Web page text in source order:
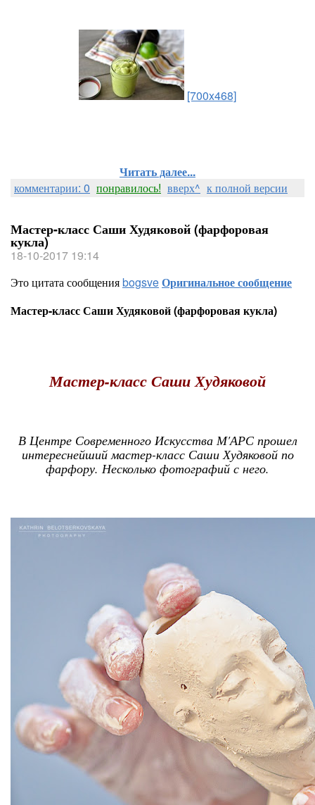
[700x468]
Читать далее...
комментарии: 0 понравилось! вверх^ к полной версии
Мастер-класс Саши Худяковой (фарфоровая
кукла)
18-10-2017 19:14
Это цитата сообщенияbogsveОригинальное сообщение
Мастер-класс Саши Худяковой (фарфоровая кукла)
Мастер-класс Саши Худяковой
В Центре Современного Искусства М'АРС прошел
интереснейший мастер-класс Саши Худяковой по
фарфору. Несколько фотографий с него.